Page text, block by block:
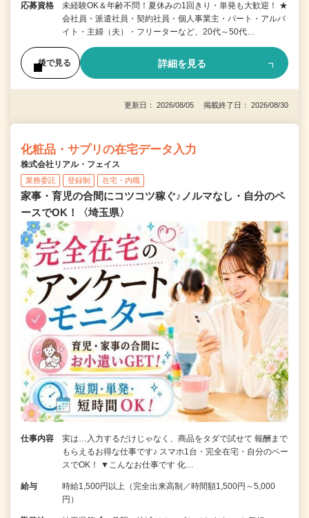
応募資格
未経験OK＆年齢不問！夏休みの1回きり・単発も大歓迎！ ★
会社員・派遣社員・契約社員・個人事業主・パート・アルバ
イト・主婦（夫）・フリーターなど、20代～50代…
後で見る 詳細を見る
更新日： 2026/08/05 掲載終了日： 2026/08/30
化粧品・サプリの在宅データ入力
株式会社リアル・フェイス
業務委託 登録制 在宅・内職
家事・育児の合間にコツコツ稼ぐ♪ノルマなし・自分のペ
ースでOK！〈埼玉県〉
仕事内容
実は…入力するだけじゃなく、商品をタダで試せて 報酬まで
もらえるお得な仕事です♪ スマホ1台・完全在宅・自分のペー
スでOK！ ▼こんなお仕事です 化…
給与
時給1,500円以上（完全出来高制／時間額1,500円～5,000
円）